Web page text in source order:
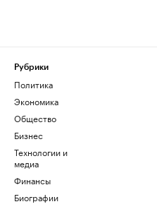
Рубрики
Политика
Экономика
Общество
Бизнес
Технологии и
медиа
Финансы
Биографии